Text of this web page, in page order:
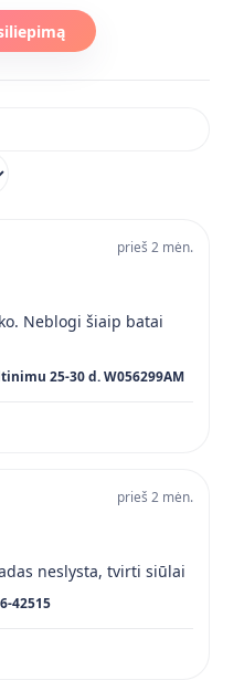
prieš 2 mėn.
Neblogi šiaip batai
25-30 d. W056299AM
prieš 2 mėn.
neslysta, tvirti siūlai
42515